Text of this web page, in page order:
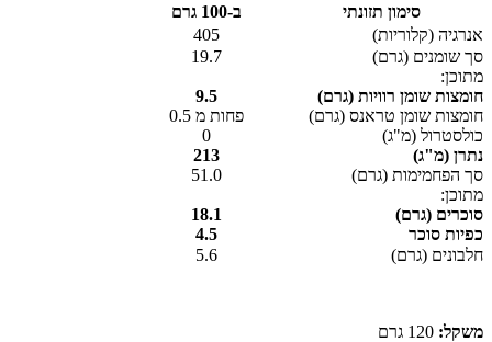
סימון תזונתי
ב-100 גרם
אנרגיה (קלוריות)
405
סך שומנים (גרם)
19.7
מתוכן:
חומצות שומן רוויות (גרם)
9.5
חומצות שומן טראנס (גרם)
פחות מ 0.5
כולסטרול (מ"ג)
0
נתרן (מ"ג)
213
סך הפחמימות (גרם)
51.0
מתוכן:
סוכרים (גרם)
18.1
כפיות סוכר
4.5
חלבונים (גרם)
5.6
משקל: